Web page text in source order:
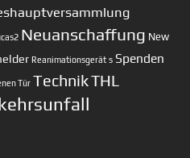
Neuanschaffung New
Reanimationsgerät s Spenden
Tür TechnikTHL